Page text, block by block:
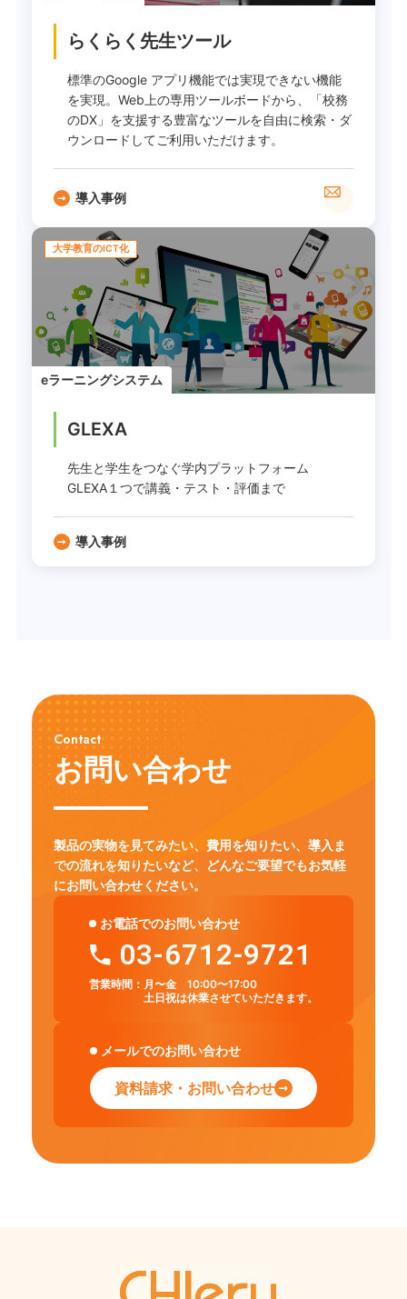
らくらく先生ツール
標準のGoogle アプリ機能では実現できない機能
を実現。Web上の専用ツールボードから、「校務
のDX」を支援する豊富なツールを自由に検索・ダ
ウンロードしてご利用いただけます。
導入事例
大学教育のICT化
eラーニングシステム
GLEXA
先生と学生をつなぐ学内プラットフォーム
GLEXA１つで講義・テスト・評価まで
導入事例
Contact
お問い合わせ
製品の実物を見てみたい、費用を知りたい、導入ま
での流れを知りたいなど、
どんなご要望でもお気軽
にお問い合わせください。
お電話でのお問い合わせ
03-6712-9721
営業時間： 月〜金 10:00〜17:00
土日祝は休業させていただきます。
メールでのお問い合わせ
資料請求・お問い合わせ